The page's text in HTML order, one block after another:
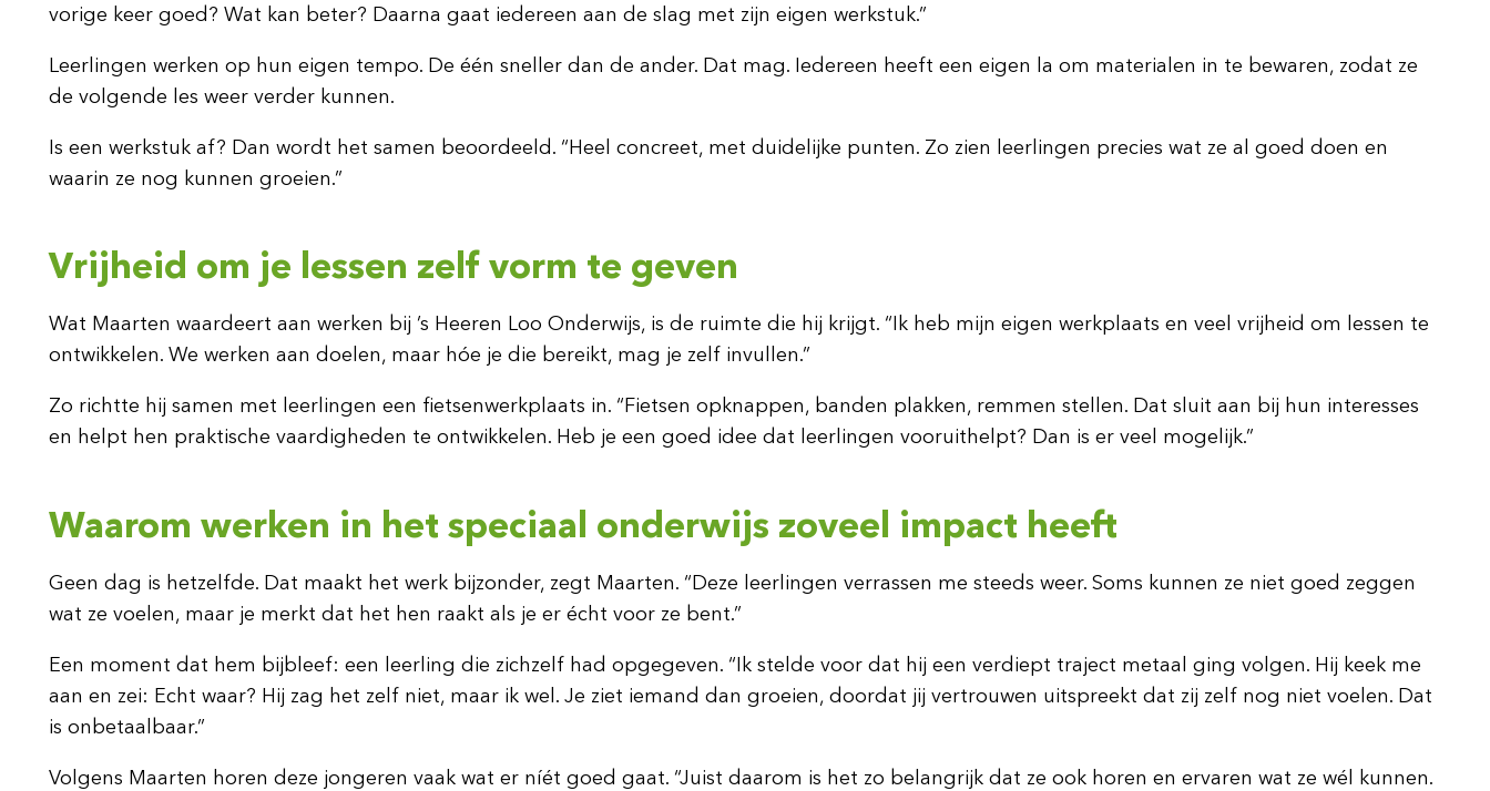
vorige keer goed? Wat kan beter? Daarna gaat iedereen aan de slag met zijn eigen werkstuk.”
Leerlingen werken op hun eigen tempo. De één sneller dan de ander. Dat mag. Iedereen heeft een eigen la om materialen in te bewaren, zodat ze
de volgende les weer verder kunnen.
Is een werkstuk af? Dan wordt het samen beoordeeld. “Heel concreet, met duidelijke punten. Zo zien leerlingen precies wat ze al goed doen en
waarin ze nog kunnen groeien.”
Vrijheid om je lessen zelf vorm te geven
Wat Maarten waardeert aan werken bij ’s Heeren Loo Onderwijs, is de ruimte die hij krijgt. “Ik heb mijn eigen werkplaats en veel vrijheid om lessen te
ontwikkelen. We werken aan doelen, maar hóe je die bereikt, mag je zelf invullen.”
Zo richtte hij samen met leerlingen een fietsenwerkplaats in. “Fietsen opknappen, banden plakken, remmen stellen. Dat sluit aan bij hun interesses
en helpt hen praktische vaardigheden te ontwikkelen. Heb je een goed idee dat leerlingen vooruithelpt? Dan is er veel mogelijk.”
Waarom werken in het speciaal onderwijs zoveel impact heeft
Geen dag is hetzelfde. Dat maakt het werk bijzonder, zegt Maarten. “Deze leerlingen verrassen me steeds weer. Soms kunnen ze niet goed zeggen
wat ze voelen, maar je merkt dat het hen raakt als je er écht voor ze bent.”
Een moment dat hem bijbleef: een leerling die zichzelf had opgegeven. “Ik stelde voor dat hij een verdiept traject metaal ging volgen. Hij keek me
aan en zei: Echt waar? Hij zag het zelf niet, maar ik wel. Je ziet iemand dan groeien, doordat jij vertrouwen uitspreekt dat zij zelf nog niet voelen. Dat
is onbetaalbaar.”
Volgens Maarten horen deze jongeren vaak wat er níét goed gaat. “Juist daarom is het zo belangrijk dat ze ook horen en ervaren wat ze wél kunnen.